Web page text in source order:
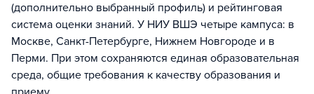
(дополнительно выбранный профиль) и рейтинговая
система оценки знаний. У НИУ ВШЭ четыре кампуса: в
Москве, Санкт-Петербурге, Нижнем Новгороде и в
Перми. При этом сохраняются единая образовательная
среда, общие требования к качеству образования и